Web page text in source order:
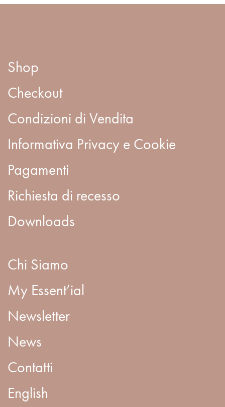
Shop
Checkout
Condizioni di Vendita
Informativa Privacy e Cookie
Pagamenti
Richiesta di recesso
Downloads
Chi Siamo
My Essent’ial
Newsletter
News
Contatti
English